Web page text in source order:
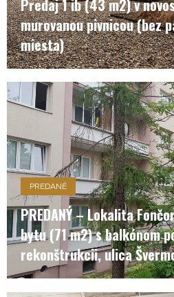
Predaj 1 ib (43 m2) v
murovanou pivnicou (bez
miesta)
PREDANÉ
PREDANÝ – Lokalita
bytu (71 m2) s balkónom
rekonštrukcii, ulica